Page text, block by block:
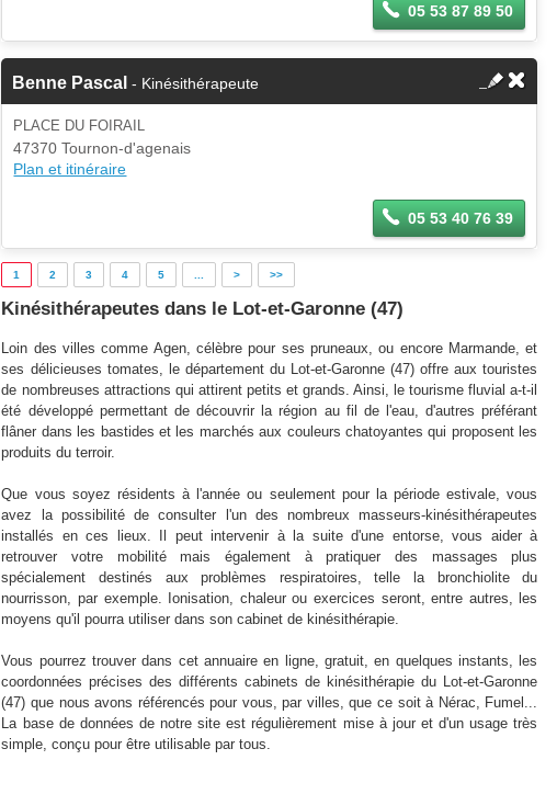
05 53 87 89 50
Benne Pascal - Kinésithérapeute
PLACE DU FOIRAIL
47370 Tournon-d'agenais
Plan et itinéraire
05 53 40 76 39
1 2 3 4 5 > >>
Kinésithérapeutes dans le Lot-et-Garonne (47)
Loin des villes comme Agen, célèbre pour ses pruneaux, ou encore Marmande, et
ses délicieuses tomates, le département du Lot-et-Garonne (47) offre aux touristes
de nombreuses attractions qui attirent petits et grands. Ainsi, le tourisme fluvial a-t-il
été développé permettant de découvrir la région au fil de l'eau, d'autres préférant
flâner dans les bastides et les marchés aux couleurs chatoyantes qui proposent les
produits du terroir.
Que vous soyez résidents à l'année ou seulement pour la période estivale, vous
avez la possibilité de consulter l'un des nombreux masseurs-kinésithérapeutes
installés en ces lieux. Il peut intervenir à la suite d'une entorse, vous aider à
retrouver votre mobilité mais également à pratiquer des massages plus
spécialement destinés aux problèmes respiratoires, telle la bronchiolite du
nourrisson, par exemple. Ionisation, chaleur ou exercices seront, entre autres, les
moyens qu'il pourra utiliser dans son cabinet de kinésithérapie.
Vous pourrez trouver dans cet annuaire en ligne, gratuit, en quelques instants, les
coordonnées précises des différents cabinets de kinésithérapie du Lot-et-Garonne
(47) que nous avons référencés pour vous, par villes, que ce soit à Nérac, Fumel...
La base de données de notre site est régulièrement mise à jour et d'un usage très
simple, conçu pour être utilisable par tous.